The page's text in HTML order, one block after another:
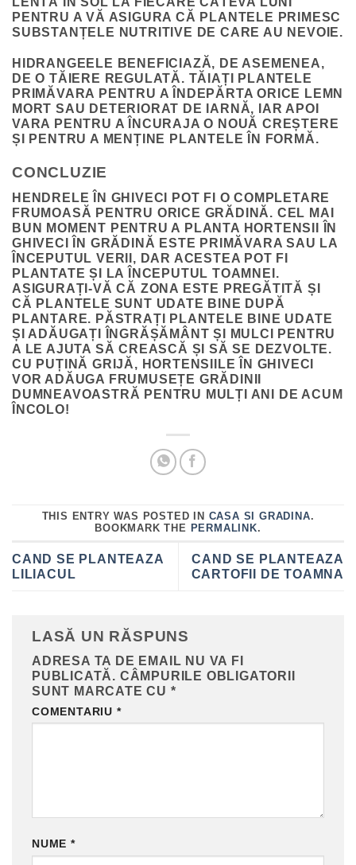
PENTRU A VĂ ASIGURA CĂ PLANTELE PRIMESC
SUBSTANȚELE NUTRITIVE DE CARE AU NEVOIE.
HIDRANGEELE BENEFICIAZĂ, DE ASEMENEA,
DE O TĂIERE REGULATĂ. TĂIAȚI PLANTELE
PRIMĂVARA PENTRU A ÎNDEPĂRTA ORICE LEMN
MORT SAU DETERIORAT DE IARNĂ, IAR APOI
VARA PENTRU A ÎNCURAJA O NOUĂ CREȘTERE
ȘI PENTRU A MENȚINE PLANTELE ÎN FORMĂ.
CONCLUZIE
HENDRELE ÎN GHIVECI POT FI O COMPLETARE
FRUMOASĂ PENTRU ORICE GRĂDINĂ. CEL MAI
BUN MOMENT PENTRU A PLANTA HORTENSII ÎN
GHIVECI ÎN GRĂDINĂ ESTE PRIMĂVARA SAU LA
ÎNCEPUTUL VERII, DAR ACESTEA POT FI
PLANTATE ȘI LA ÎNCEPUTUL TOAMNEI.
ASIGURAȚI-VĂ CĂ ZONA ESTE PREGĂTITĂ ȘI
CĂ PLANTELE SUNT UDATE BINE DUPĂ
PLANTARE. PĂSTRAȚI PLANTELE BINE UDATE
ȘI ADĂUGAȚI ÎNGRĂȘĂMÂNT ȘI MULCI PENTRU
A LE AJUTA SĂ CREASCĂ ȘI SĂ SE DEZVOLTE.
CU PUȚINĂ GRIJĂ, HORTENSIILE ÎN GHIVECI
VOR ADĂUGA FRUMUSEȚE GRĂDINII
DUMNEAVOASTRĂ PENTRU MULȚI ANI DE ACUM
ÎNCOLO!
THIS ENTRY WAS POSTED IN CASA SI GRADINA.
BOOKMARK THE PERMALINK.
CAND SE PLANTEAZA
LILIACUL
CAND SE PLANTEAZA
CARTOFII DE TOAMNA
LASĂ UN RĂSPUNS
ADRESA TA DE EMAIL NU VA FI
PUBLICATĂ. CÂMPURILE OBLIGATORII
SUNT MARCATE CU *
COMENTARIU *
NUME *